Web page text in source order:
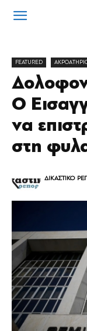
FEATURED
Ο
να
στη
ΔΙΚΑΣΤΙΚΟ